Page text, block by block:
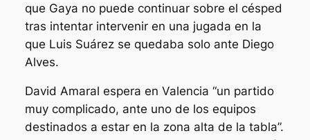
que Gaya no puede continuar sobre el césped
tras intentar intervenir en una jugada en la
que Luis Suárez se quedaba solo ante Diego
Alves.
David Amaral espera en Valencia “un partido
muy complicado, ante uno de los equipos
destinados a estar en la zona alta de la tabla”.